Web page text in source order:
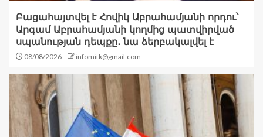
Բացահայտվել է Հովիկ Աբրահամյանի որդու՝
Արգամ Աբրահամյանի կողմից պատվիրված
սպանության դեպքը․ նա ձերբակալվել է
08/08/2026 infomitk@gmail.com